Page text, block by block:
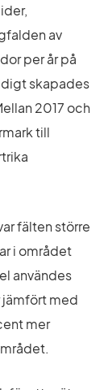
av
per år på
skapades
2017 och
till
fälten större
användes
jämfört med
mer